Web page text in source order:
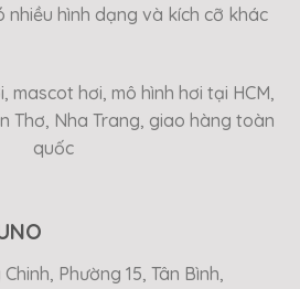
nhiều hình dạng và kích cỡ khác
mascot hơi, mô hình hơi tại HCM,
Thơ, Nha Trang, giao hàng toàn
quốc
Phường 15, Tân Bình,